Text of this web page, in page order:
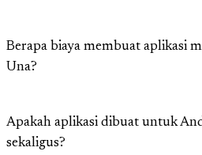
Berapa biaya membuat aplikasi
Una?
Apakah aplikasi dibuat untuk
sekaligus?